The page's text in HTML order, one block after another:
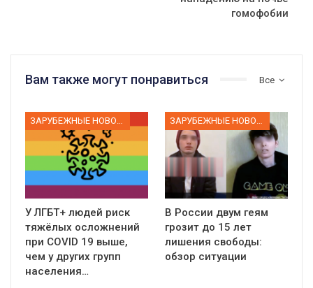
гомофобии
Все
Вам также могут понравиться
ЗАРУБЕЖНЫЕ НОВОСТИ
У ЛГБТ+ людей риск
тяжёлых осложнений
при COVID 19 выше,
чем у других групп
населения…
ЗАРУБЕЖНЫЕ НОВОСТИ
В России двум геям
грозит до 15 лет
лишения свободы:
обзор ситуации